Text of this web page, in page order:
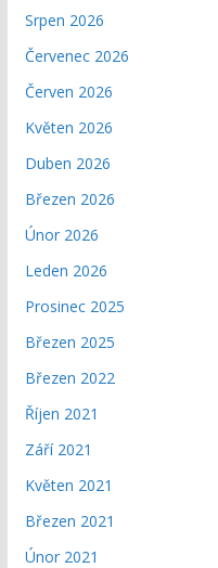
Srpen 2026
Červenec 2026
Červen 2026
Květen 2026
Duben 2026
Březen 2026
Únor 2026
Leden 2026
Prosinec 2025
Březen 2025
Březen 2022
Říjen 2021
Září 2021
Květen 2021
Březen 2021
Únor 2021